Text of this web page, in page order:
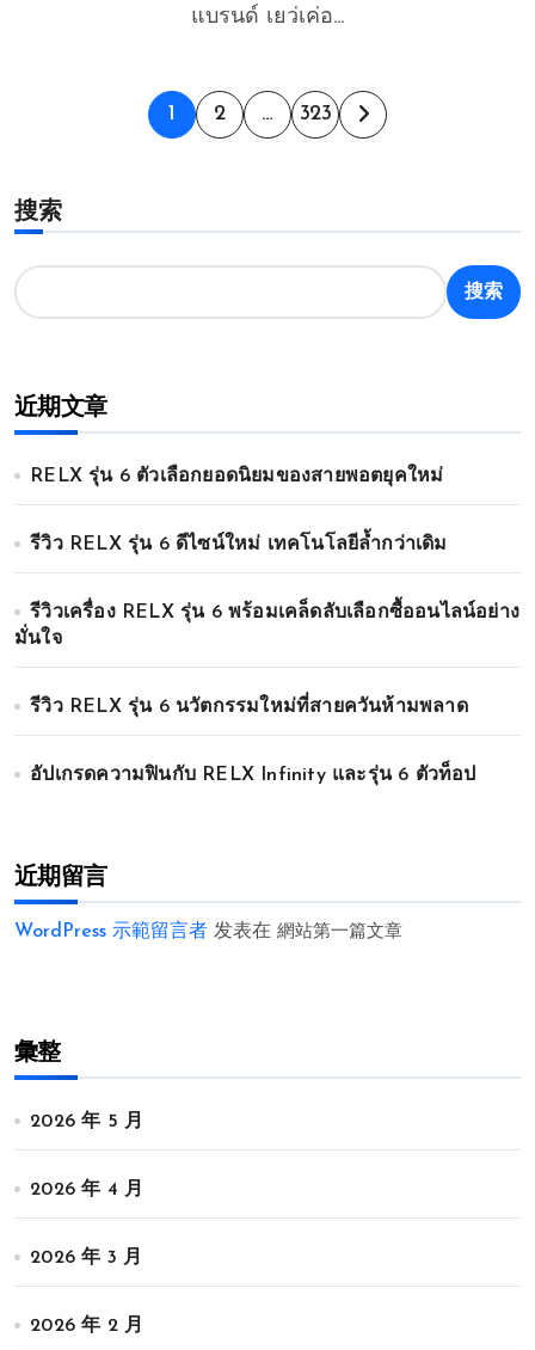
แบรนด์ เยว่เค่อ...
文
分
页
1 2 … 323
搜索
搜索
近期文章
RELX รุ่น 6 ตัวเลือกยอดนิยมของสายพอตยุคใหม่
รีวิว RELX รุ่น 6 ดีไซน์ใหม่ เทคโนโลยีล้ำกว่าเดิม
รีวิวเครื่อง RELX รุ่น 6 พร้อมเคล็ดลับเลือกซื้ออนไลน์อย่าง
มั่นใจ
รีวิว RELX รุ่น 6 นวัตกรรมใหม่ที่สายควันห้ามพลาด
อัปเกรดความฟินกับ RELX Infinity และรุ่น 6 ตัวท็อป
近期留言
WordPress 示範留言者 发表在 網站第一篇文章
彙整
2026 年 5 月
2026 年 4 月
2026 年 3 月
2026 年 2 月